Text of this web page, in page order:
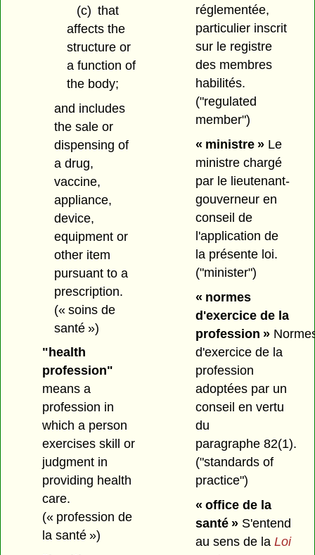
(c) that
affects the
structure or
a function of
the body;
and includes
the sale or
dispensing of
a drug,
vaccine,
appliance,
device,
equipment or
other item
pursuant to a
prescription.
(« soins de
santé »)
"health
profession"
means a
profession in
which a person
exercises skill or
judgment in
providing health
care.
(« profession de
la santé »)
réglementée,
particulier inscrit
sur le registre
des membres
habilités.
("regulated
member")
« ministre »Le
ministre chargé
par le lieutenant-
gouverneur en
conseil de
l'application de
la présente loi.
("minister")
« normes
d'exercice de la
profession »
d'exercice de la
profession
adoptées par un
conseil en vertu
du
paragraphe 82(1).
("standards of
practice")
« office de la
santé »S'entend
au sens de la Loi